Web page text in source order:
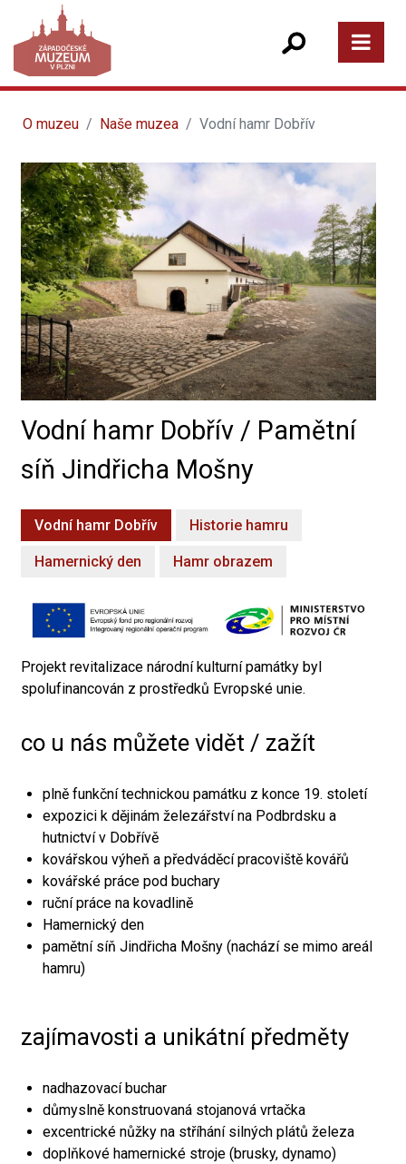
O muzeu Naše muzea Vodní hamr Dobřív
Vodní hamr Dobřív / Pamětní
síň Jindřicha Mošny
Vodní hamr Dobřív Historie hamru
Hamernický den Hamr obrazem
Projekt revitalizace národní kulturní památky byl
spolufinancován z prostředků Evropské unie.
co u nás můžete vidět / zažít
plně funkční technickou památku z konce 19. století
expozici k dějinám železářství na Podbrdsku a
hutnictví v Dobřívě
kovářskou výheň a předváděcí pracoviště kovářů
kovářské práce pod buchary
ruční práce na kovadlině
Hamernický den
pamětní síň Jindřicha Mošny (nachází se mimo areál
hamru)
zajímavosti a unikátní předměty
nadhazovací buchar
důmyslně konstruovaná stojanová vrtačka
excentrické nůžky na stříhání silných plátů železa
doplňkové hamernické stroje (brusky, dynamo)